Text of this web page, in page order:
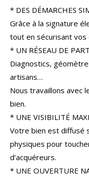
* DES DÉMARCHES
Grâce à la signature
tout en sécurisant vos
* UN RÉSEAU DE
Diagnostics,
artisans…
Nous travaillons avec
bien.
* UNE VISIBILITÉ
Votre bien est diffusé
physiques pour
d’acquéreurs.
* UNE OUVERTURE